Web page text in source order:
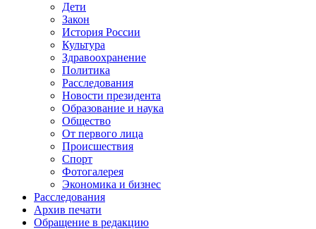
Дети
Закон
История России
Культура
Здравоохранение
Политика
Расследования
Новости президента
Образование и наука
Общество
От первого лица
Происшествия
Спорт
Фотогалерея
Экономика и бизнес
Расследования
Архив печати
Обращение в редакцию